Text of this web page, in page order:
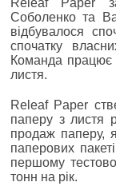
Соболенко та
відбувалося
спочатку
Команда працює
листя.
Releaf Paper
паперу з листя
продаж паперу,
паперових
першому
тонн на рік.